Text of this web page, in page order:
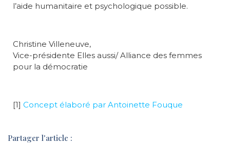
l’aide humanitaire et psychologique possible.
Christine Villeneuve,
Vice-présidente Elles aussi/ Alliance des femmes
pour la démocratie
[1] Concept élaboré par Antoinette Fouque
Partager l'article :